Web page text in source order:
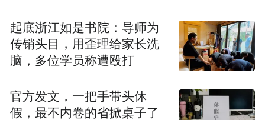
一个健康快乐的童年。（凤凰网公益 赵歆 报
道；摄影：胥焰、薛启钧）
起底浙江如是书院：导师为
传销头目，用歪理给家长洗
脑，多位学员称遭殴打
官方发文，一把手带头休
假，最不内卷的省掀桌子了